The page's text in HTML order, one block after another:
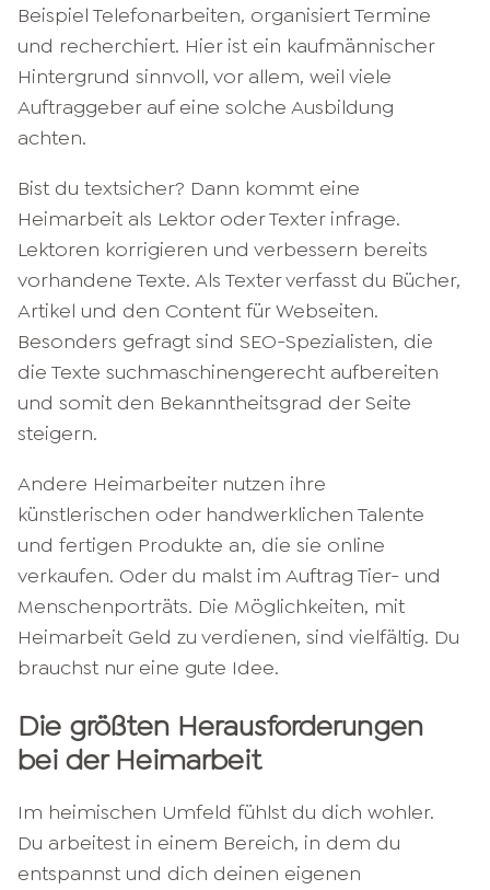
Beispiel Telefonarbeiten, organisiert Termine
und recherchiert. Hier ist ein kaufmännischer
Hintergrund sinnvoll, vor allem, weil viele
Auftraggeber auf eine solche Ausbildung
achten.
Bist du textsicher? Dann kommt eine
Heimarbeit als Lektor oder Texter infrage.
Lektoren korrigieren und verbessern bereits
vorhandene Texte. Als Texter verfasst du Bücher,
Artikel und den Content für Webseiten.
Besonders gefragt sind SEO-Spezialisten, die
die Texte suchmaschinengerecht aufbereiten
und somit den Bekanntheitsgrad der Seite
steigern.
Andere Heimarbeiter nutzen ihre
künstlerischen oder handwerklichen Talente
und fertigen Produkte an, die sie online
verkaufen. Oder du malst im Auftrag Tier- und
Menschenporträts. Die Möglichkeiten, mit
Heimarbeit Geld zu verdienen, sind vielfältig. Du
brauchst nur eine gute Idee.
Die größten Herausforderungen
bei der Heimarbeit
Im heimischen Umfeld fühlst du dich wohler.
Du arbeitest in einem Bereich, in dem du
entspannst und dich deinen eigenen